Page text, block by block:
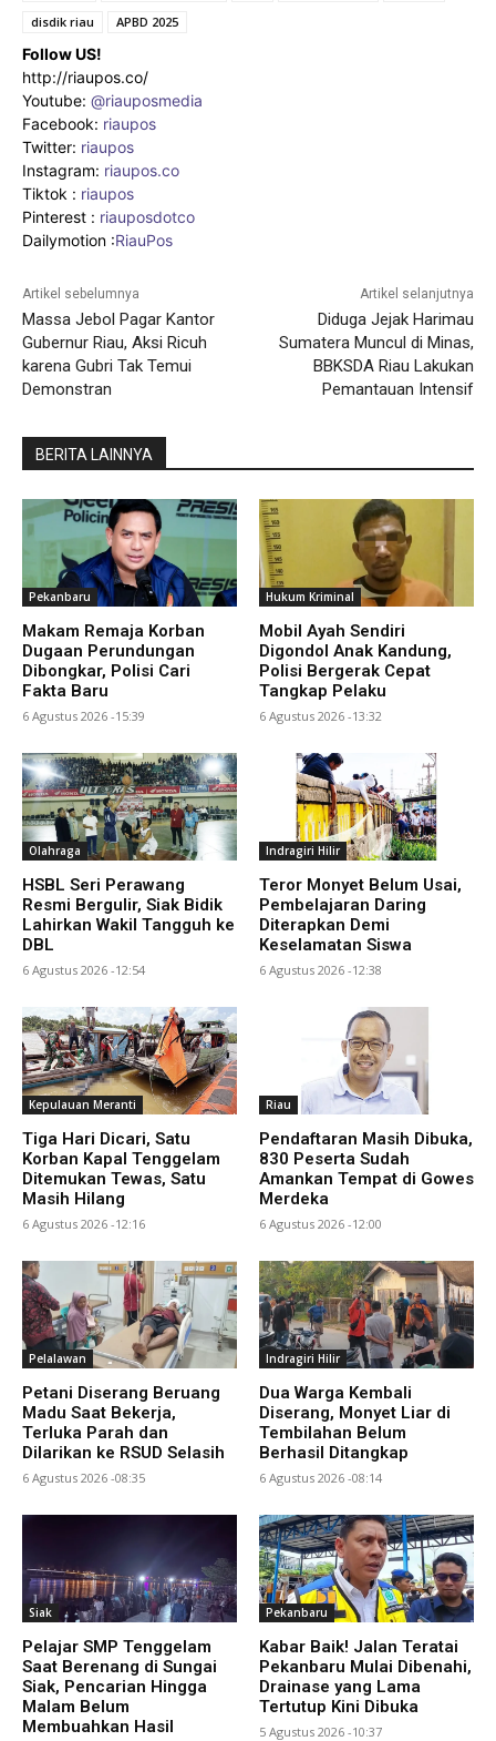
disdik riau
APBD 2025
Follow US!
http://riaupos.co/
Youtube: @riauposmedia
Facebook: riaupos
Twitter: riaupos
Instagram: riaupos.co
Tiktok : riaupos
Pinterest : riauposdotco
Dailymotion :RiauPos
Artikel sebelumnya
Massa Jebol Pagar Kantor
Gubernur Riau, Aksi Ricuh
karena Gubri Tak Temui
Demonstran
Artikel selanjutnya
Diduga Jejak Harimau
Sumatera Muncul di Minas,
BBKSDA Riau Lakukan
Pemantauan Intensif
BERITA LAINNYA
Pekanbaru
Makam Remaja Korban
Dugaan Perundungan
Dibongkar, Polisi Cari
Fakta Baru
6 Agustus 2026 -15:39
Hukum Kriminal
Mobil Ayah Sendiri
Digondol Anak Kandung,
Polisi Bergerak Cepat
Tangkap Pelaku
6 Agustus 2026 -13:32
Olahraga
HSBL Seri Perawang
Resmi Bergulir, Siak Bidik
Lahirkan Wakil Tangguh ke
DBL
6 Agustus 2026 -12:54
Indragiri Hilir
Teror Monyet Belum Usai,
Pembelajaran Daring
Diterapkan Demi
Keselamatan Siswa
6 Agustus 2026 -12:38
Kepulauan Meranti
Tiga Hari Dicari, Satu
Korban Kapal Tenggelam
Ditemukan Tewas, Satu
Masih Hilang
6 Agustus 2026 -12:16
Riau
Pendaftaran Masih Dibuka,
830 Peserta Sudah
Amankan Tempat di Gowes
Merdeka
6 Agustus 2026 -12:00
Pelalawan
Petani Diserang Beruang
Madu Saat Bekerja,
Terluka Parah dan
Dilarikan ke RSUD Selasih
6 Agustus 2026 -08:35
Indragiri Hilir
Dua Warga Kembali
Diserang, Monyet Liar di
Tembilahan Belum
Berhasil Ditangkap
6 Agustus 2026 -08:14
Siak
Pelajar SMP Tenggelam
Saat Berenang di Sungai
Siak, Pencarian Hingga
Malam Belum
Membuahkan Hasil
Pekanbaru
Kabar Baik! Jalan Teratai
Pekanbaru Mulai Dibenahi,
Drainase yang Lama
Tertutup Kini Dibuka
5 Agustus 2026 -10:37